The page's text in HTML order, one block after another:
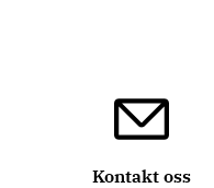
Kontakt oss